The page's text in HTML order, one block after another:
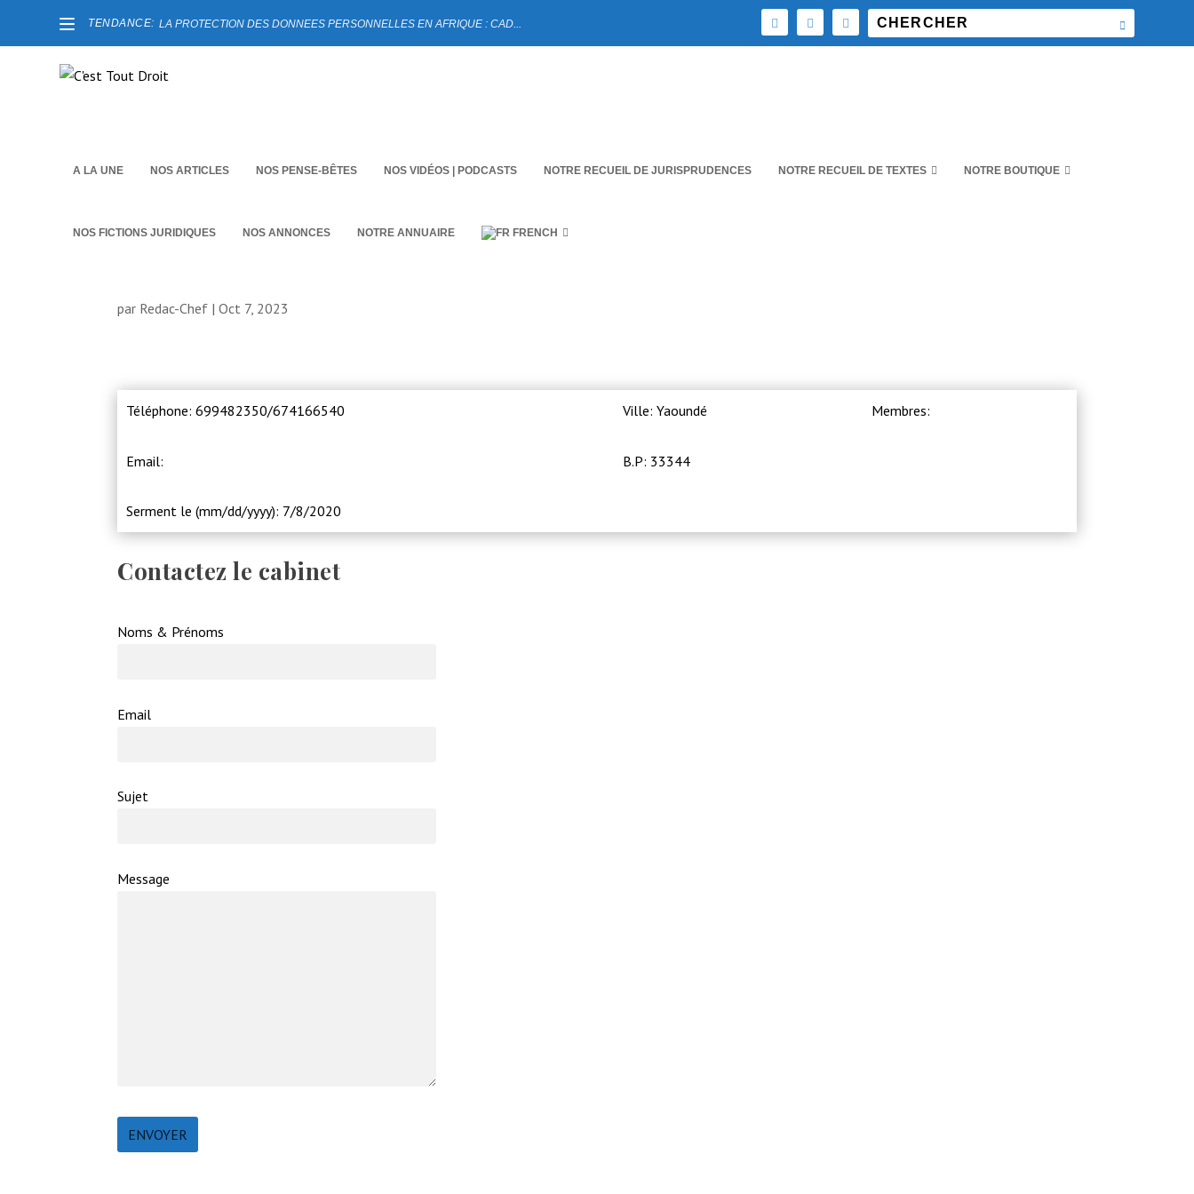
TENDANCE: LA PROTECTION DES DONNEES PERSONNELLES EN AFRIQUE : CAD...
A LA UNE NOS ARTICLES NOS PENSE-BÊTES NOS VIDÉOS | PODCASTS NOTRE RECUEIL DE JURISPRUDENCES NOTRE RECUEIL DE TEXTES NOTRE BOUTIQUE
NOS FICTIONS JURIDIQUES NOS ANNONCES NOTRE ANNUAIRE FRENCH
par Redac-Chef | Oct 7, 2023
Téléphone: 699482350/674166540
Email:
Serment le (mm/dd/yyyy): 7/8/2020
Ville: Yaoundé
B.P: 33344
Membres:
Contactez le cabinet
Noms & Prénoms
Email
Sujet
Message